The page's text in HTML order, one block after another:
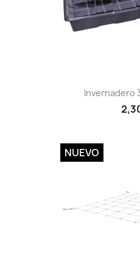

Invernadero
NUEVO